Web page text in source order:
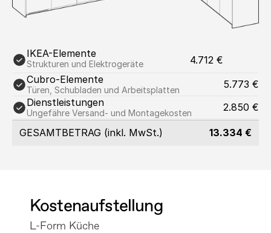
IKEA-Elemente
Strukturen und Elektrogeräte
4.712 €
Cubro-Elemente
Türen, Schubladen und Arbeitsplatten
5.773 €
Dienstleistungen
Ungefähre Versand- und Montagekosten 2.850 €
GESAMTBETRAG (inkl. MwSt.) 13.334 €
Kostenaufstellung
L-Form Küche